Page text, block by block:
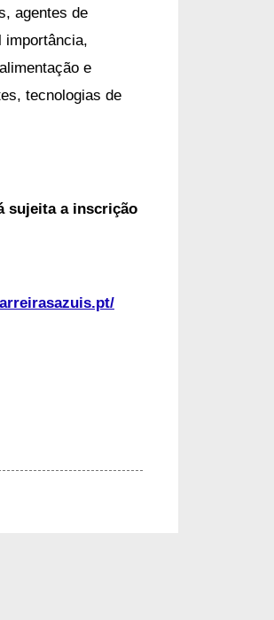
agentes de
importância,
e
tecnologias de
sujeita a inscrição